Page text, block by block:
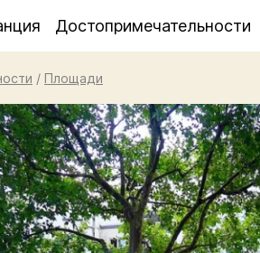
Достопримечательности
/ Площади